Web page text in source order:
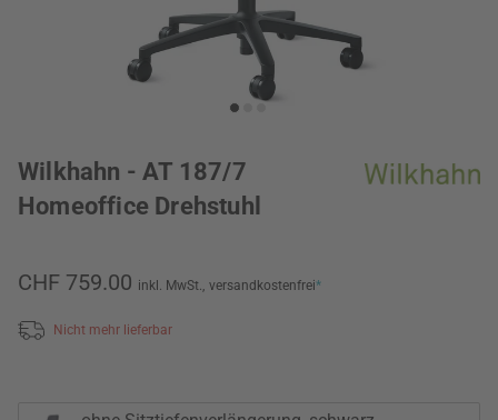
Wilkhahn - AT 187/7
Homeoffice Drehstuhl
CHF 759.00 inkl. MwSt., versandkostenfrei*
Nicht mehr lieferbar